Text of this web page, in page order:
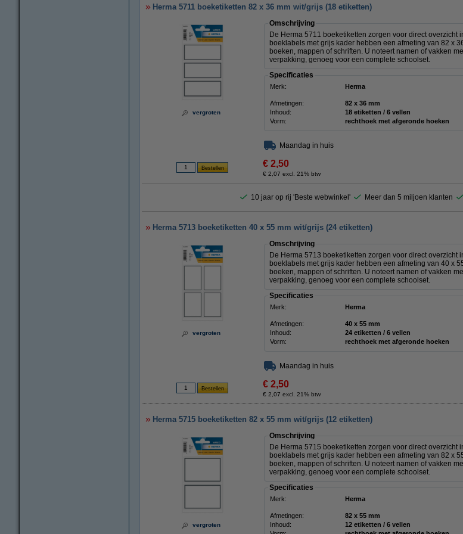
Herma 5711 boeketiketten 82 x 36 mm wit/grijs (18 etiketten)
vergroten
Omschrijving
De Herma 5711 boeketiketten zorgen voor direct overzicht
boeklabels met grijs kader hebben een afmeting van 82 x
boeken, mappen of schriften. U noteert namen of vakken
verpakking, genoeg voor een complete schoolset.
Specificaties
Merk: Herma
Afmetingen:
82 x 36 mm
Inhoud:
18 etiketten / 6 vellen
Vorm:
rechthoek met afgeronde hoeken
Maandag in huis
€ 2,50
€ 2,07 excl. 21% btw
10 jaar op rij 'Beste webwinkel' Meer dan 5 miljoen klanten
Herma 5713 boeketiketten 40 x 55 mm wit/grijs (24 etiketten)
vergroten
Omschrijving
De Herma 5713 boeketiketten zorgen voor direct overzicht
boeklabels met grijs kader hebben een afmeting van 40 x
boeken, mappen of schriften. U noteert namen of vakken
verpakking, genoeg voor een complete schoolset.
Specificaties
Merk: Herma
Afmetingen:
40 x 55 mm
Inhoud:
24 etiketten / 6 vellen
Vorm:
rechthoek met afgeronde hoeken
Maandag in huis
€ 2,50
€ 2,07 excl. 21% btw
Herma 5715 boeketiketten 82 x 55 mm wit/grijs (12 etiketten)
vergroten
Omschrijving
De Herma 5715 boeketiketten zorgen voor direct overzicht
boeklabels met grijs kader hebben een afmeting van 82 x
boeken, mappen of schriften. U noteert namen of vakken
verpakking, genoeg voor een complete schoolset.
Specificaties
Merk: Herma
Afmetingen:
82 x 55 mm
Inhoud:
12 etiketten / 6 vellen